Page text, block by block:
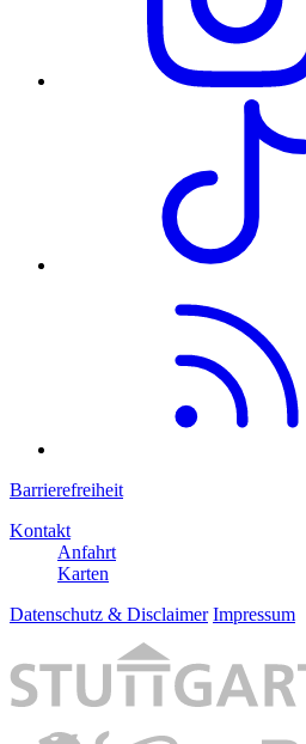
Barrierefreiheit
Kontakt
Anfahrt
Karten
Datenschutz & Disclaimer Impressum